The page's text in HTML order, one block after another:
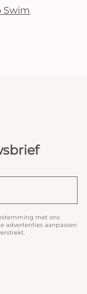
Swim
met ons
advertenties aanpassen